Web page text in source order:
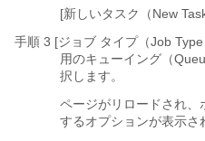
[新しいタスク（New
手順 3 [ジョブ タイプ（Job
用のキューイング（
択します。
ページがリロードされ、
するオプションが表示さ